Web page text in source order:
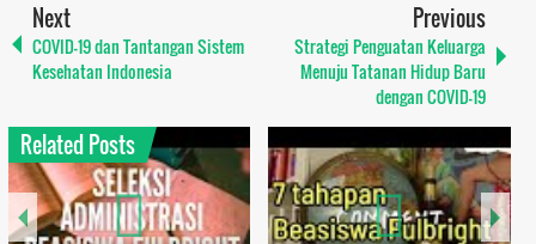
Next
COVID-19 dan Tantangan Sistem
Kesehatan Indonesia
Previous
Strategi Penguatan Keluarga
Menuju Tatanan Hidup Baru
dengan COVID-19
Related Posts